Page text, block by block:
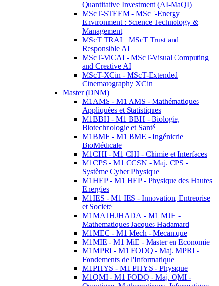
Quantitative Investment (AI-MaQI)
MScT-STEEM - MScT-Energy
Environment : Science Technology &
Management
MScT-TRAI - MScT-Trust and
Responsible AI
MScT-ViCAI - MScT-Visual Computing
and Creative AI
MScT-XCin - MScT-Extended
Cinematography XCin
Master (DNM)
M1AMS - M1 AMS - Mathématiques
Appliquées et Statistiques
M1BBH - M1 BBH - Biologie,
Biotechnologie et Santé
M1BME - M1 BME - Ingénierie
BioMédicale
M1CHI - M1 CHI - Chimie et Interfaces
M1CPS - M1 CCSN - Maj. CPS -
Système Cyber Physique
M1HEP - M1 HEP - Physique des Hautes
Energies
M1IES - M1 IES - Innovation, Entreprise
et Société
M1MATHJHADA - M1 MJH -
Mathematiques Jacques Hadamard
M1MEC - M1 Mech - Mecanique
M1MIE - M1 MiE - Master en Economie
M1MPRI - M1 FODQ - Maj. MPRI -
Fondements de l'Informatique
M1PHYS - M1 PHYS - Physique
M1QMI - M1 FODQ - Maj. QMI -